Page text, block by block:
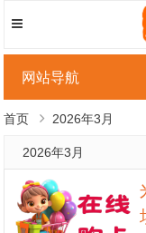
网站导航
首页 2026年3月
2026年3月